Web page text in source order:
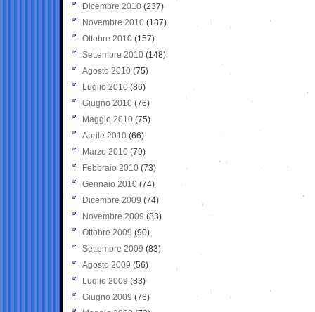
Dicembre 2010 (237)
Novembre 2010 (187)
Ottobre 2010 (157)
Settembre 2010 (148)
Agosto 2010 (75)
Luglio 2010 (86)
Giugno 2010 (76)
Maggio 2010 (75)
Aprile 2010 (66)
Marzo 2010 (79)
Febbraio 2010 (73)
Gennaio 2010 (74)
Dicembre 2009 (74)
Novembre 2009 (83)
Ottobre 2009 (90)
Settembre 2009 (83)
Agosto 2009 (56)
Luglio 2009 (83)
Giugno 2009 (76)